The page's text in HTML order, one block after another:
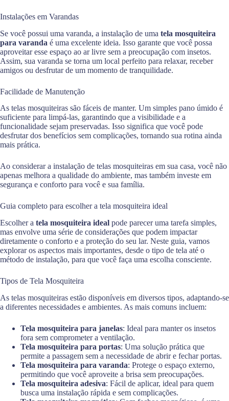
Instalações em Varandas
Se você possui uma varanda, a instalação de uma tela mosquiteira
para varanda é uma excelente ideia. Isso garante que você possa
aproveitar esse espaço ao ar livre sem a preocupação com insetos.
Assim, sua varanda se torna um local perfeito para relaxar, receber
amigos ou desfrutar de um momento de tranquilidade.
Facilidade de Manutenção
As telas mosquiteiras são fáceis de manter. Um simples pano úmido é
suficiente para limpá-las, garantindo que a visibilidade e a
funcionalidade sejam preservadas. Isso significa que você pode
desfrutar dos benefícios sem complicações, tornando sua rotina ainda
mais prática.
Ao considerar a instalação de telas mosquiteiras em sua casa, você não
apenas melhora a qualidade do ambiente, mas também investe em
segurança e conforto para você e sua família.
Guia completo para escolher a tela mosquiteira ideal
Escolher a tela mosquiteira ideal pode parecer uma tarefa simples,
mas envolve uma série de considerações que podem impactar
diretamente o conforto e a proteção do seu lar. Neste guia, vamos
explorar os aspectos mais importantes, desde o tipo de tela até o
método de instalação, para que você faça uma escolha consciente.
Tipos de Tela Mosquiteira
As telas mosquiteiras estão disponíveis em diversos tipos, adaptando-se
a diferentes necessidades e ambientes. As mais comuns incluem:
Tela mosquiteira para janelas: Ideal para manter os insetos
fora sem comprometer a ventilação.
Tela mosquiteira para portas: Uma solução prática que
permite a passagem sem a necessidade de abrir e fechar portas.
Tela mosquiteira para varanda: Protege o espaço externo,
permitindo que você aproveite a brisa sem preocupações.
Tela mosquiteira adesiva: Fácil de aplicar, ideal para quem
busca uma instalação rápida e sem complicações.